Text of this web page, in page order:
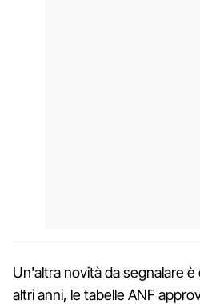
Un'altra novità da segnalare
altri anni, le tabelle ANF